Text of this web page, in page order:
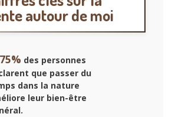
autour de moi
75% des personnes
que passer du
dans la nature
leur bien-être